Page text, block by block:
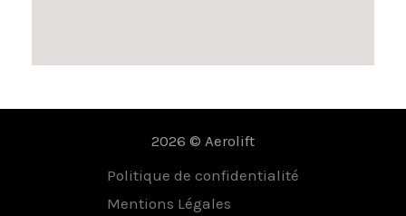
2026 © Aerolift
Politique de confidentialité
Mentions Légales